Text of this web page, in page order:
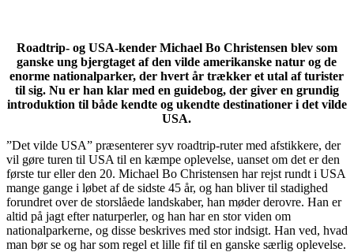
Roadtrip- og USA-kender Michael Bo Christensen blev som
ganske ung bjergtaget af den vilde amerikanske natur og de
enorme nationalparker, der hvert år trækker et utal af turister
til sig. Nu er han klar med en guidebog, der giver en grundig
introduktion til både kendte og ukendte destinationer i det vilde
USA.
”Det vilde USA” præsenterer syv roadtrip-ruter med afstikkere, der
vil gøre turen til USA til en kæmpe oplevelse, uanset om det er den
første tur eller den 20. Michael Bo Christensen har rejst rundt i USA
mange gange i løbet af de sidste 45 år, og han bliver til stadighed
forundret over de storslåede landskaber, han møder derovre. Han er
altid på jagt efter naturperler, og han har en stor viden om
nationalparkerne, og disse beskrives med stor indsigt. Han ved, hvad
man bør se og har som regel et lille fif til en ganske særlig oplevelse.